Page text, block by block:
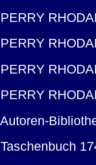
PERRY
PERRY
PERRY
PERRY
Autoren-
Taschenbuch